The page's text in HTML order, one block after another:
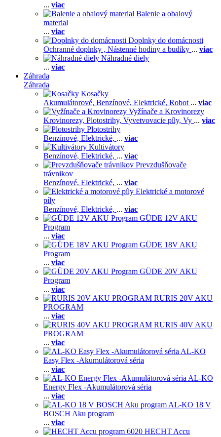
... viac
Balenie a obalový
material
... viac
Doplnky do domácnosti
Ochranné doplnky , Nástenné hodiny a budíky ... viac
Náhradné diely
... viac
Záhrada
Záhrada
Kosačky
Akumulátorové, Benzínové, Elektrické, Robot ... viac
Vyžínače a Krovinorezy
Krovinorezy, Plotostrihy, Vyvetvovacie píly, Vy ... viac
Plotostrihy
Benzínové, Elektrické, ... viac
Kultivátory
Benzínové, Elektrické, ... viac
Prevzdušňovače
trávnikov
Benzínové, Elektrické, ... viac
Elektrické a motorové
píly
Benzínové, Elektrické, ... viac
GÜDE 12V AKU
Program
... viac
GÜDE 18V AKU
Program
... viac
GÜDE 20V AKU
Program
... viac
RURIS 20V AKU
PROGRAM
... viac
RURIS 40V AKU
PROGRAM
... viac
AL-KO
Easy Flex -Akumulátorová séria
... viac
AL-KO
Energy Flex -Akumulátorová séria
... viac
AL-KO 18 V
BOSCH Aku program
... viac
HECHT Accu